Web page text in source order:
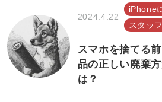
2024.4.22
iPhone
スタッ
スマホを捨てる
品の正しい廃棄
は？